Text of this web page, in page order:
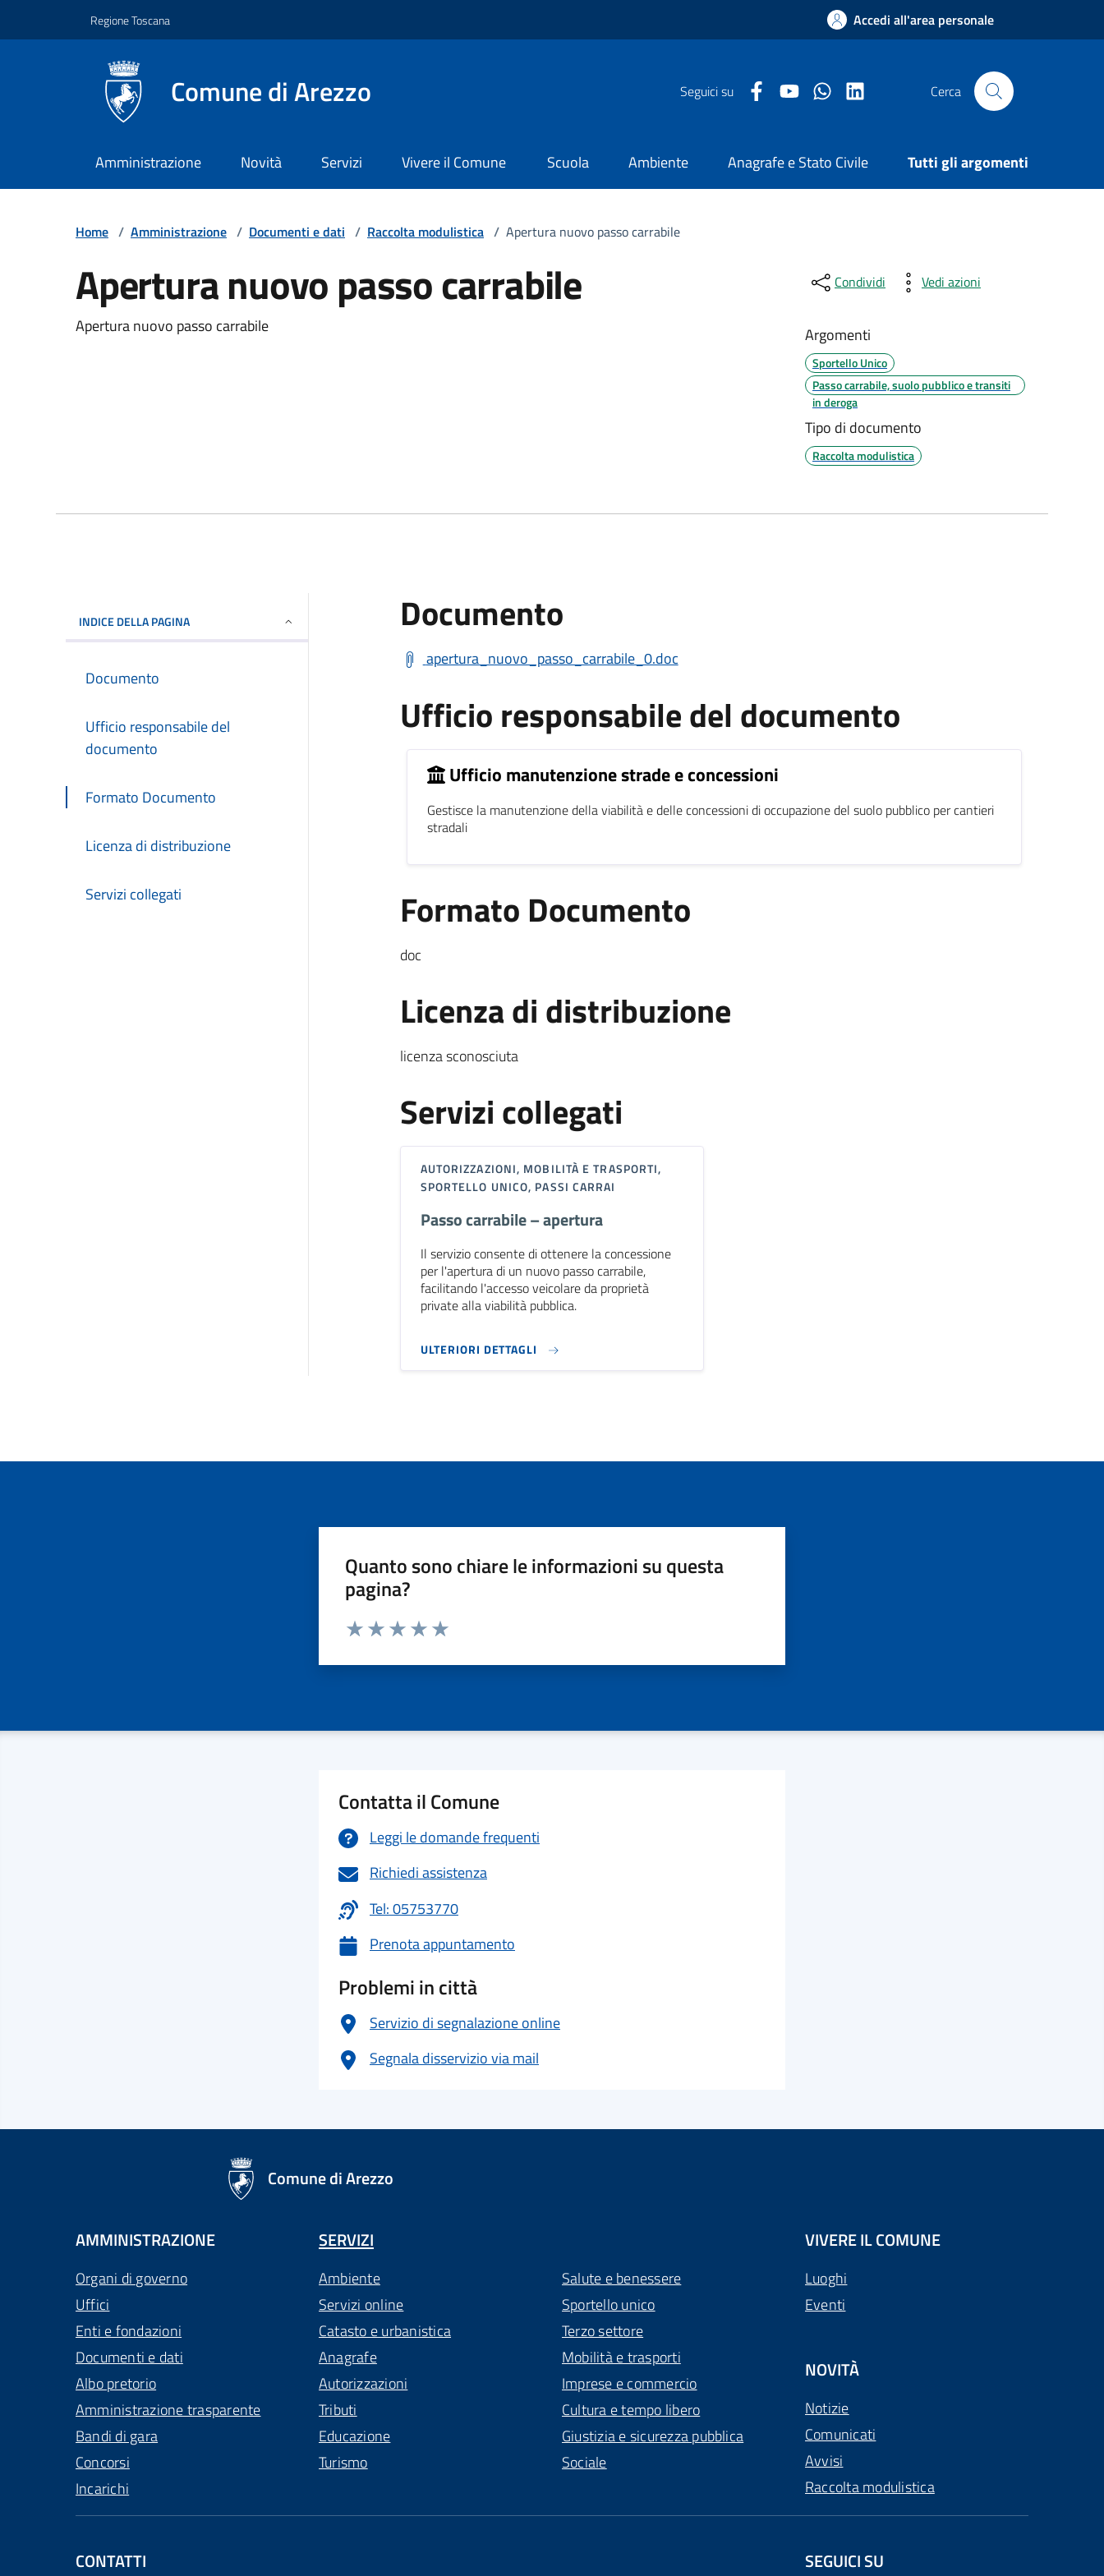
Regione Toscana Accedi all'area personale
Comune di Arezzo Seguici su Facebook Comune di Arezzo
Youtube Comune di Arezzo
Twitter Comune di Arezzo
LinkedIn Comune di Arezzo
Cerca
Amministrazione Novità Servizi Vivere il Comune Scuola Ambiente Anagrafe e Stato Civile Tutti gli argomenti
Home / Amministrazione / Documenti e dati / Raccolta modulistica / Apertura nuovo passo carrabile
Apertura nuovo passo carrabile
Apertura nuovo passo carrabile
Condividi Vedi azioni
Argomenti
Sportello Unico
Passo carrabile, suolo pubblico e transiti
in deroga
Tipo di documento
Raccolta modulistica
INDICE DELLA PAGINA
Documento
Ufficio responsabile del
documento
Formato Documento
Licenza di distribuzione
Servizi collegati
Documento
apertura_nuovo_passo_carrabile_0.doc
Ufficio responsabile del documento
Ufficio manutenzione strade e concessioni
Gestisce la manutenzione della viabilità e delle concessioni di occupazione del suolo pubblico per cantieri
stradali
Formato Documento
doc
Licenza di distribuzione
licenza sconosciuta
Servizi collegati
AUTORIZZAZIONI, MOBILITÀ E TRASPORTI,
SPORTELLO UNICO, PASSI CARRAI
Passo carrabile – apertura
Il servizio consente di ottenere la concessione
per l'apertura di un nuovo passo carrabile,
facilitando l'accesso veicolare da proprietà
private alla viabilità pubblica.
ULTERIORI DETTAGLI
Quanto sono chiare le informazioni su questa
pagina?
Valuta da 1 a 5 stelle la pagina
Contatta il Comune
Leggi le domande frequenti
Richiedi assistenza
Tel: 05753770
Prenota appuntamento
Problemi in città
Servizio di segnalazione online
Segnala disservizio via mail
Comune di Arezzo
AMMINISTRAZIONE
Organi di governo
Uffici
Enti e fondazioni
Documenti e dati
Albo pretorio
Amministrazione trasparente
Bandi di gara
Concorsi
Incarichi
SERVIZI
Ambiente
Servizi online
Catasto e urbanistica
Anagrafe
Autorizzazioni
Tributi
Educazione
Turismo
Salute e benessere
Sportello unico
Terzo settore
Mobilità e trasporti
Imprese e commercio
Cultura e tempo libero
Giustizia e sicurezza pubblica
Sociale
VIVERE IL COMUNE
Luoghi
Eventi
NOVITÀ
Notizie
Comunicati
Avvisi
Raccolta modulistica
CONTATTI SEGUICI SU